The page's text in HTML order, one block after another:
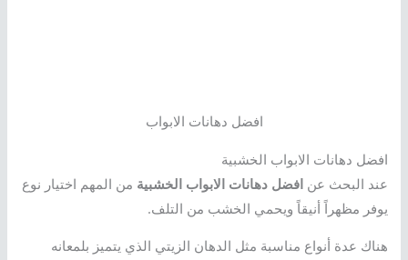
افضل دهانات الابواب
افضل دهانات الابواب الخشبية
عند البحث عنافضل دهانات الابواب الخشبية من المهم اختيار نوع
يوفر مظهراً أنيقاً ويحمي الخشب من التلف.
هناك عدة أنواع مناسبة مثل الدهان الزيتي الذي يتميز بلمعانه